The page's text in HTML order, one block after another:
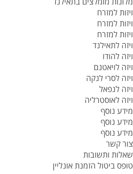
ויזות למזרח
ויזות למזרח
ויזות למזרח
ויזה לתאילנד
ויזה להודו
ויזה לויאטנם
ויזה לסרי לנקה
ויזה לנפאל
ויזה לאוסטרליה
מידע נוסף
מידע נוסף
מידע נוסף
צור קשר
שאלות ותשובות
טופס ביטול הזמנת אונליין